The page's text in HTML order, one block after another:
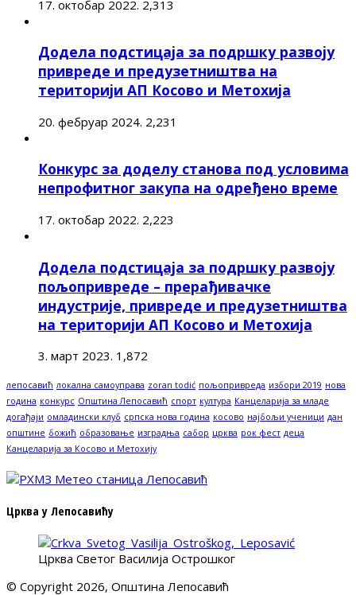
17. октобар 2022. 2,313
Додела подстицаја за подршку развоју
привреде и предузетништва на
територији АП Косово и Метохија
20. фебруар 2024. 2,231
Конкурс за доделу станова под условима
непрофитног закупа на одређено време
17. октобар 2022. 2,223
Додела подстицаја за подршку развоју
пољопривреде – прерађивачке
индустрије, привреде и предузетништва
на територији АП Косово и Метохија
3. март 2023. 1,872
лепосавић локална самоуправа zoran todić пољопривреда избори 2019 нова
година конкурс Општина Лепосавић спорт култура Канцеларија за младе
догађаји омладински клуб српска нова година косово најбољи ученици дан
општине божић образовање изградња сабор црква рок фест деца
Канцеларија за Косово и Метохију
Црква у Лепосавићу
Црква Светог Василија Острошког
© Copyright 2026, Општина Лепосавић